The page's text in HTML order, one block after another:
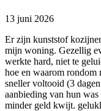
13 juni 2026
Er zijn kunststof
mijn woning. Gezellig
werkte hard, niet te
hoe en waarom
sneller voltooid (3
aanbieding van hun
minder geld kwijt.